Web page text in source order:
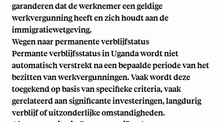
garanderen dat de werknemer een geldige
werkvergunning heeft en zich houdt aan de
immigratiewetgeving.
Wegen naar permanente verblijfstatus
Permante verblijfsstatus in Uganda wordt niet
automatisch verstrekt na een bepaalde periode van het
bezitten van werkvergunningen. Vaak wordt deze
toegekend op basis van specifieke criteria, vaak
gerelateerd aan significante investeringen, langdurig
verblijf of uitzonderlijke omstandigheden.